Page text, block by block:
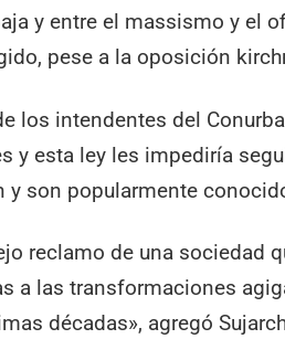
y entre el massismo y el
pese a la oposición
los intendentes del
y esta ley les impediría
y son popularmente
reclamo de una sociedad
a las transformaciones
décadas», agregó